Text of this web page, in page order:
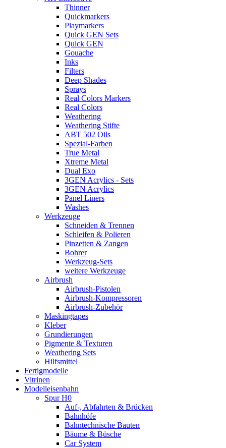
Thinner
Quickmarkers
Playmarkers
Quick GEN Sets
Quick GEN
Gouache
Inks
Filters
Deep Shades
Sprays
Real Colors Markers
Real Colors
Weathering
Weathering Stifte
ABT 502 Oils
Spezial-Farben
True Metal
Xtreme Metal
Dual Exo
3GEN Acrylics - Sets
3GEN Acrylics
Panel Liners
Washes
Werkzeuge
Schneiden & Trennen
Schleifen & Polieren
Pinzetten & Zangen
Bohrer
Werkzeug-Sets
weitere Werkzeuge
Airbrush
Airbrush-Pistolen
Airbrush-Kompressoren
Airbrush-Zubehör
Maskingtapes
Kleber
Grundierungen
Pigmente & Texturen
Weathering Sets
Hilfsmittel
Fertigmodelle
Vitrinen
Modelleisenbahn
Spur H0
Auf-, Abfahrten & Brücken
Bahnhöfe
Bahntechnische Bauten
Bäume & Büsche
Car System